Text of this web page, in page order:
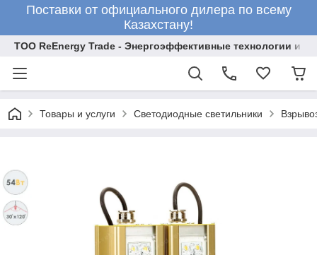
Поставки от официального дилера по всему
Казахстану!
ТОО ReEnergy Trade - Энергоэффективные технологии и
Товары и услуги Светодиодные светильники